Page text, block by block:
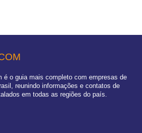
é o guia mais completo com empresas de
reunindo informações e contatos de
em todas as regiões do país.